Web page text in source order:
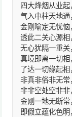
四大烽烟从业起
气入中柱天地通
金刚喻定无忧恼
透此二关心源相
无心犹隔一重关
真境即离一切相
了达一切缘起
非真非俗非无常
非非空处空非非
金刚一地无断常
即假立蕴化色明